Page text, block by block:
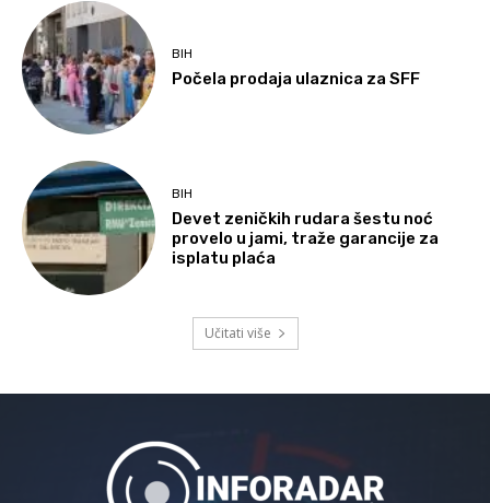
BIH
Počela prodaja ulaznica za SFF
BIH
Devet zeničkih rudara šestu noć
provelo u jami, traže garancije za
isplatu plaća
Učitati više